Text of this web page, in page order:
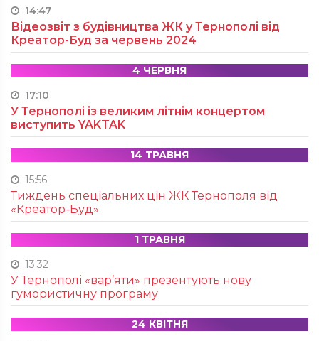
14:47
Відеозвіт з будівництва ЖК у Тернополі від
Креатор-Буд за червень 2024
4 ЧЕРВНЯ
17:10
У Тернополі із великим літнім концертом
виступить YAKTAK
14 ТРАВНЯ
15:56
Тиждень спеціальних цін ЖК Тернополя від
«Креатор-Буд»
1 ТРАВНЯ
13:32
У Тернополі «вар’яти» презентують нову
гумористичну програму
24 КВІТНЯ